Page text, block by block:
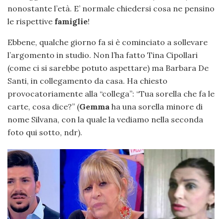
nonostante l’età. E’ normale chiedersi cosa ne pensino
le rispettive famiglie!
Ebbene, qualche giorno fa si è cominciato a sollevare
l’argomento in studio. Non l’ha fatto Tina Cipollari
(come ci si sarebbe potuto aspettare) ma Barbara De
Santi, in collegamento da casa. Ha chiesto
provocatoriamente alla “collega”: “Tua sorella che fa le
carte, cosa dice?” (Gemma ha una sorella minore di
nome Silvana, con la quale la vediamo nella seconda
foto qui sotto, ndr).